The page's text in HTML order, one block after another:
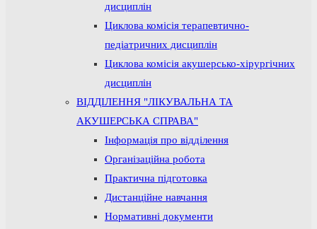
дисциплін
Циклова комісія терапевтично-
педіатричних дисциплін
Циклова комісія акушерсько-хірургічних
дисциплін
ВІДДІЛЕННЯ "ЛІКУВАЛЬНА ТА
АКУШЕРСЬКА СПРАВА"
Інформація про відділення
Організаційна робота
Практична підготовка
Дистанційне навчання
Нормативні документи